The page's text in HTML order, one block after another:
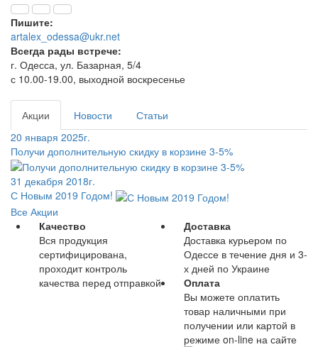
Пишите:
artalex_odessa@ukr.net
Всегда рады встрече:
г. Одесса, ул. Базарная, 5/4
с 10.00-19.00, выходной воскресенье
Акции Новости
Статьи
20 января 2025г.
Получи дополнительную скидку в корзине 3-5%
31 декабря 2018г.
С Новым 2019 Годом!
Все Акции
Качество
Вся продукция
сертифицирована,
проходит контроль
качества перед отправкой
Доставка
Доставка курьером по
Одессе в течение дня и 3-
х дней по Украине
Оплата
Вы можете оплатить
товар наличными при
получении или картой в
режиме on-line на сайте